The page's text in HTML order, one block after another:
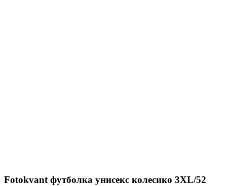
Fotokvant футболка унисекс колесико 3XL/52